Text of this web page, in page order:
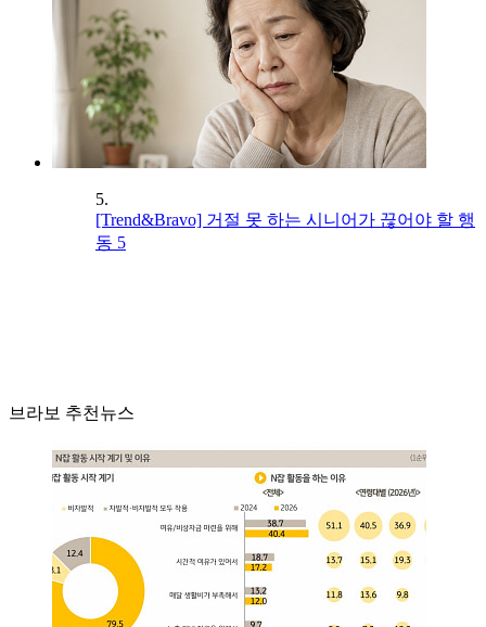
5.
[Trend&Bravo] 거절 못 하는 시니어가 끊어야 할 행
동 5
브라보 추천뉴스